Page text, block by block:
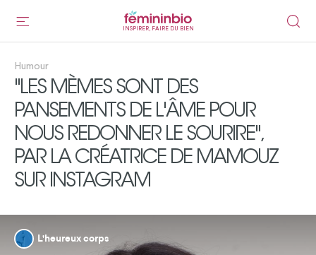
INSPIRER, FAIRE DU BIEN
Humour
"LES MÈMES SONT DES
PANSEMENTS DE L'ÂME POUR
NOUS REDONNER LE SOURIRE",
PAR LA CRÉATRICE DE MAMOUZ
SUR INSTAGRAM
L'heureux corps